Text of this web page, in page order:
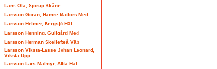
Lans Ola, Sjörup Skåne
Larsson Göran, Hamre Matfors Med
Larsson Helmer, Bergsjö Häl
Larsson Henning, Gullgård Med
Larsson Herman Skellefteå Väb
Larsson Viksta-Lasse Johan Leonard,
Viksta Upp
Larsson Lars Malmyr, Alfta Häl